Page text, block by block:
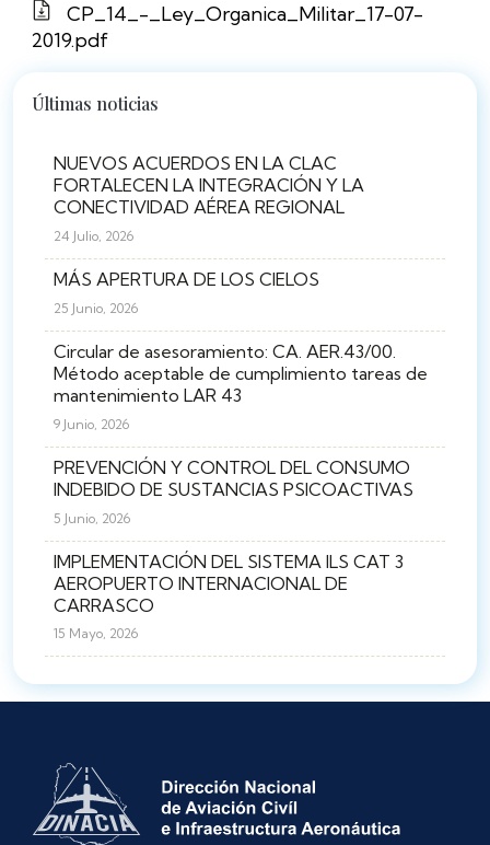
CP_14_-_Ley_Organica_Militar_17-07-
2019.pdf
Últimas noticias
NUEVOS ACUERDOS EN LA CLAC
FORTALECEN LA INTEGRACIÓN Y LA
CONECTIVIDAD AÉREA REGIONAL
24 Julio, 2026
MÁS APERTURA DE LOS CIELOS
25 Junio, 2026
Circular de asesoramiento: CA. AER.43/00.
Método aceptable de cumplimiento tareas de
mantenimiento LAR 43
9 Junio, 2026
PREVENCIÓN Y CONTROL DEL CONSUMO
INDEBIDO DE SUSTANCIAS PSICOACTIVAS
5 Junio, 2026
IMPLEMENTACIÓN DEL SISTEMA ILS CAT 3
AEROPUERTO INTERNACIONAL DE
CARRASCO
15 Mayo, 2026